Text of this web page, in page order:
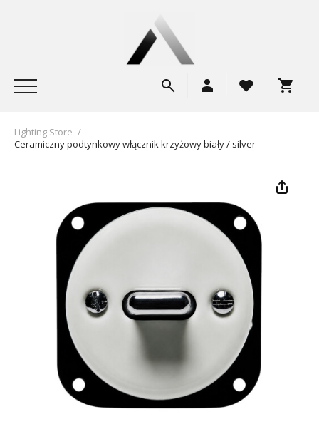
Lighting Store /
Ceramiczny podtynkowy włącznik krzyżowy biały / silver